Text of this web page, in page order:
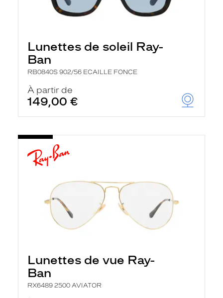
Lunettes de soleil Ray-
Ban
RB0840S 902/56 ECAILLE FONCE
À partir de
149,00 €
Lunettes de vue Ray-
Ban
RX6489 2500 AVIATOR